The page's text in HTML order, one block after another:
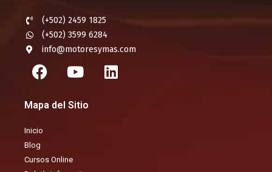
(+502) 2459 1825
(+502) 3599 6284
info@motoresymas.com
F
a
e
o
o
Y
o
t
L
i
Mapa del Sitio
Inicio
Blog
Cursos Online